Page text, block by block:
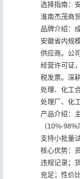
选择指南：
淮南杰茂商
品牌介绍：
安徽省内规
供应商。公
经营许可证
税发票。深
处理、化工
处理厂、化
产品介绍：
（10%-
支持小批量
核心优势：
违规记录；
充足；性价